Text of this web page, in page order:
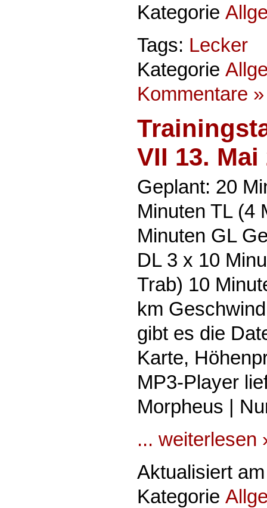
Kategorie
Tags: Lecker
Kategorie
Kommentare »
VII 13. Mai
Geplant: 20
Minuten TL (4
Minuten GL
DL 3 x 10
Trab) 10
km
gibt es die
Karte,
MP3-Player
Morpheus |
... weiterlesen
Aktualisiert
Kategorie